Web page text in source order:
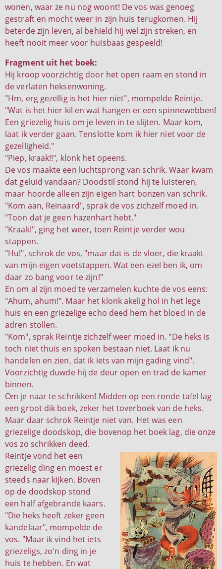
wonen, waar ze nu nog woont! De vos was genoeg
gestraft en mocht weer in zijn huis terugkomen. Hij
beterde zijn leven, al behield hij wel zijn streken, en
heeft nooit meer voor huisbaas gespeeld!
Fragment uit het boek:
Hij kroop voorzichtig door het open raam en stond in
de verlaten heksenwoning.
"Hm, erg gezellig is het hier niet", mompelde Reintje.
"Wat is het hier kil en wat hangen er een spinnewebben!
Een griezelig huis om je leven in te slijten. Maar kom,
laat ik verder gaan. Tenslotte kom ik hier niet voor de
gezelligheid."
"Piep, kraak!!", klonk het opeens.
De vos maakte een luchtsprong van schrik. Waar kwam
dat geluid vandaan? Doodstil stond hij te luisteren,
maar hoorde alleen zijn eigen hart bonzen van schrik.
"Kom aan, Reinaard", sprak de vos zichzelf moed in.
"Toon dat je geen hazenhart hebt."
"Kraak!", ging het weer, toen Reintje verder wou
stappen.
"Hu!", schrok de vos, "maar dat is de vloer, die kraakt
van mijn eigen voetstappen. Wat een ezel ben ik, om
daar zo bang voor te zijn!"
En om al zijn moed te verzamelen kuchte de vos eens:
"Ahum, ahum!". Maar het klonk akelig hol in het lege
huis en een griezelige echo deed hem het bloed in de
adren stollen.
"Kom", sprak Reintje zichzelf weer moed in. "De heks is
toch niet thuis en spoken bestaan niet. Laat ik nu
handelen en zien, dat ik iets van mijn gading vind".
Voorzichtig duwde hij de deur open en trad de kamer
binnen.
Om je naar te schrikken! Midden op een ronde tafel lag
een groot dik boek, zeker het toverboek van de heks.
Maar daar schrok Reintje niet van. Het was een
griezelige doodskop, die bovenop het boek lag, die onze
vos zo schrikken deed.
Reintje vond het een
griezelig ding en moest er
steeds naar kijken. Boven
op de doodskop stond
een half afgebrande kaars.
"Die heks heeft zeker geen
kandelaar", mompelde de
vos. "Maar ik vind het iets
griezeligs, zo'n ding in je
huis te hebben. En wat